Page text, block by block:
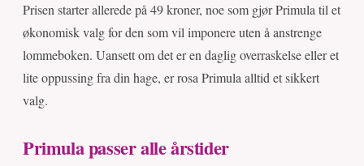
Prisen starter allerede på 49 kroner, noe som gjør Primula til et
økonomisk valg for den som vil imponere uten å anstrenge
lommeboken. Uansett om det er en daglig overraskelse eller et
lite oppussing fra din hage, er rosa Primula alltid et sikkert
valg.
Primula passer alle årstider